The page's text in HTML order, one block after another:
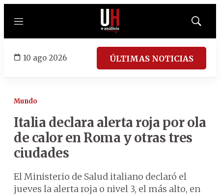
Menú
Mostrar
10 ago 2026 ÚLTIMAS NOTICIAS
Mundo
Italia declara alerta roja por ola
de calor en Roma y otras tres
ciudades
El Ministerio de Salud italiano declaró el
jueves la alerta roja o nivel 3, el más alto, en